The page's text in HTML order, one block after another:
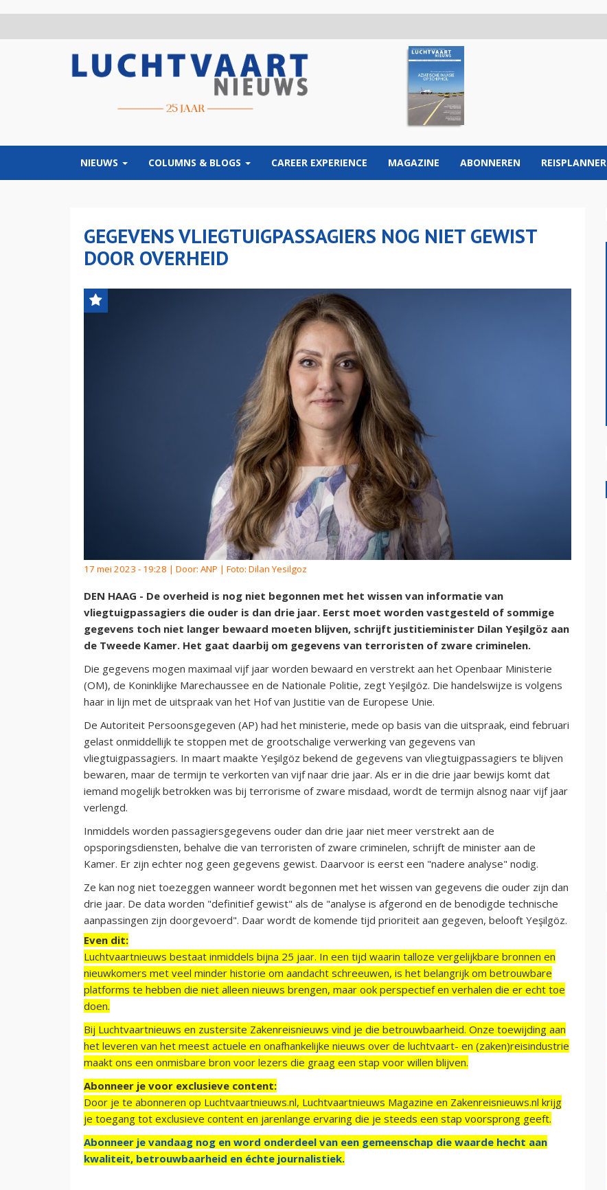
NIEUWS COLUMNS & BLOGS CAREER EXPERIENCE MAGAZINE ABONNEREN REISPLANNER
GEGEVENS VLIEGTUIGPASSAGIERS NOG NIET GEWIST
DOOR OVERHEID
17 mei 2023 - 19:28 | Door: ANP | Foto: Dilan Yesilgoz
DEN HAAG - De overheid is nog niet begonnen met het wissen van informatie van
vliegtuigpassagiers die ouder is dan drie jaar. Eerst moet worden vastgesteld of sommige
gegevens toch niet langer bewaard moeten blijven, schrijft justitieminister Dilan Yeşilgöz aan
de Tweede Kamer. Het gaat daarbij om gegevens van terroristen of zware criminelen.
Die gegevens mogen maximaal vijf jaar worden bewaard en verstrekt aan het Openbaar Ministerie
(OM), de Koninklijke Marechaussee en de Nationale Politie, zegt Yeşilgöz. Die handelswijze is volgens
haar in lijn met de uitspraak van het Hof van Justitie van de Europese Unie.
De Autoriteit Persoonsgegeven (AP) had het ministerie, mede op basis van die uitspraak, eind februari
gelast onmiddellijk te stoppen met de grootschalige verwerking van gegevens van
vliegtuigpassagiers. In maart maakte Yeşilgöz bekend de gegevens van vliegtuigpassagiers te blijven
bewaren, maar de termijn te verkorten van vijf naar drie jaar. Als er in die drie jaar bewijs komt dat
iemand mogelijk betrokken was bij terrorisme of zware misdaad, wordt de termijn alsnog naar vijf jaar
verlengd.
Inmiddels worden passagiersgegevens ouder dan drie jaar niet meer verstrekt aan de
opsporingsdiensten, behalve die van terroristen of zware criminelen, schrijft de minister aan de
Kamer. Er zijn echter nog geen gegevens gewist. Daarvoor is eerst een "nadere analyse" nodig.
Ze kan nog niet toezeggen wanneer wordt begonnen met het wissen van gegevens die ouder zijn dan
drie jaar. De data worden "definitief gewist" als de "analyse is afgerond en de benodigde technische
aanpassingen zijn doorgevoerd". Daar wordt de komende tijd prioriteit aan gegeven, belooft Yeşilgöz.
Even dit:
Luchtvaartnieuws bestaat inmiddels bijna 25 jaar. In een tijd waarin talloze vergelijkbare bronnen en
nieuwkomers met veel minder historie om aandacht schreeuwen, is het belangrijk om betrouwbare
platforms te hebben die niet alleen nieuws brengen, maar ook perspectief en verhalen die er echt toe
doen.
Bij Luchtvaartnieuws en zustersite Zakenreisnieuws vind je die betrouwbaarheid. Onze toewijding aan
het leveren van het meest actuele en onafhankelijke nieuws over de luchtvaart- en (zaken)reisindustrie
maakt ons een onmisbare bron voor lezers die graag een stap voor willen blijven.
Abonneer je voor exclusieve content:
Door je te abonneren op Luchtvaartnieuws.nl, Luchtvaartnieuws Magazine en Zakenreisnieuws.nl krijg
je toegang tot exclusieve content en jarenlange ervaring die je steeds een stap voorsprong geeft.
Abonneer je vandaag nog en word onderdeel van een gemeenschap die waarde hecht aan
kwaliteit, betrouwbaarheid en échte journalistiek.